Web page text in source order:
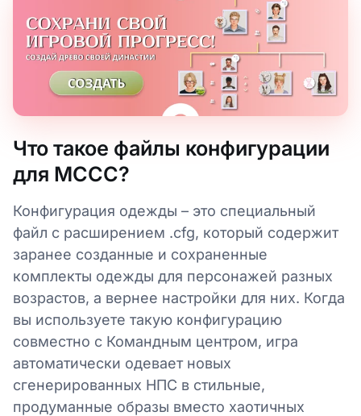
Что такое файлы конфигурации
для MCCC?
Конфигурация одежды – это специальный
файл с расширением .cfg, который содержит
заранее созданные и сохраненные
комплекты одежды для персонажей разных
возрастов, а вернее настройки для них. Когда
вы используете такую конфигурацию
совместно с Командным центром, игра
автоматически одевает новых
сгенерированных НПС в стильные,
продуманные образы вместо хаотичных